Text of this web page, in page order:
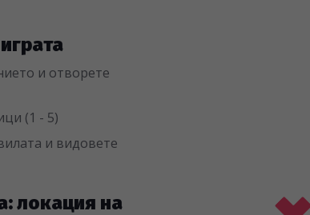
и отворете
(1 - 5)
и видовете
локация на